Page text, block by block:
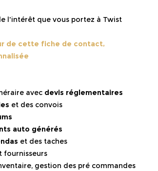
l'intérêt que vous portez à Twist
de cette fiche de contact,
avec devis réglementaires
et des convois
auto générés
et des taches
fournisseurs
gestion des pré commandes